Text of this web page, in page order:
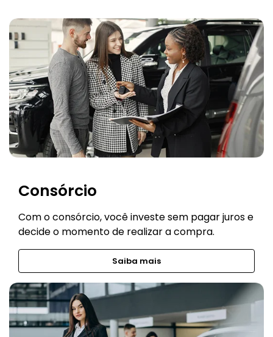
Consórcio
Com o consórcio, você investe sem pagar juros e
decide o momento de realizar a compra.
Saiba mais